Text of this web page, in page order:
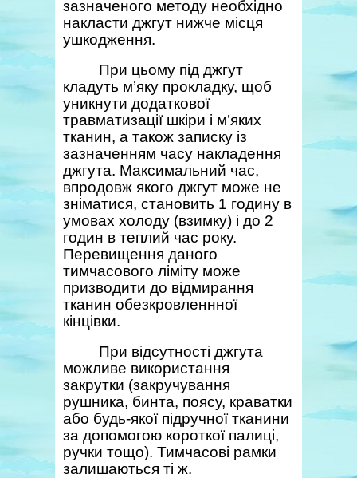
зазначеного методу необхідно
накласти джгут нижче місця
ушкодження.
При цьому під джгут
кладуть м’яку прокладку, щоб
уникнути додаткової
травматизації шкіри і м’яких
тканин, а також записку із
зазначенням часу накладення
джгута. Максимальний час,
впродовж якого джгут може не
зніматися, становить 1 годину в
умовах холоду (взимку) і до 2
годин в теплий час року.
Перевищення даного
тимчасового ліміту може
призводити до відмирання
тканин обезкровленнної
кінцівки.
При відсутності джгута
можливе використання
закрутки (закручування
рушника, бинта, поясу, краватки
або будь-якої підручної тканини
за допомогою короткої палиці,
ручки тощо). Тимчасові рамки
залишаються ті ж.